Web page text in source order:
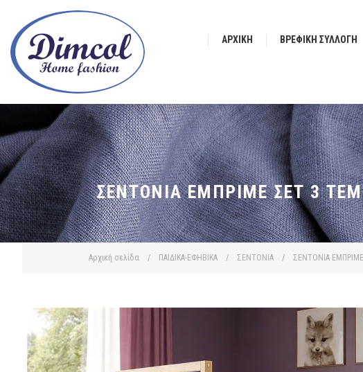
ΑΡΧΙΚΉ ΒΡΕΦΙΚΗ ΣΥΛΛΟΓΗ
Αρχική σελίδα / ΠΑΙΔΙΚΑ-ΕΦΗΒΙΚΑ / ΣΕΝΤΟΝΙΑ / ΣΕΝΤΟΝΙΑ ΕΜΠΡΙΜΕ
ΣΕΝΤΌΝΙΑ ΕΜΠΡΙΜΈ ΣΕΤ 3 ΤΕΜ